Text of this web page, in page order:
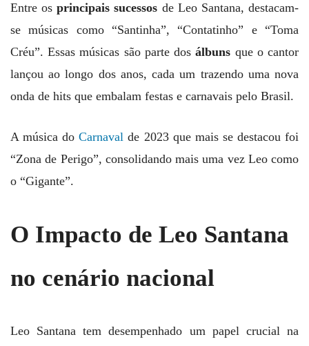
Entre osprincipais sucessos de Leo Santana, destacam-
se músicas como “Santinha”, “Contatinho” e “Toma
Créu”. Essas músicas são parte dosálbuns que o cantor
lançou ao longo dos anos, cada um trazendo uma nova
onda de hits que embalam festas e carnavais pelo Brasil.
A música doCarnaval de 2023 que mais se destacou foi
“Zona de Perigo”, consolidando mais uma vez Leo como
o “Gigante”.
O Impacto de Leo Santana
no cenário nacional
Leo Santana tem desempenhado um papel crucial na